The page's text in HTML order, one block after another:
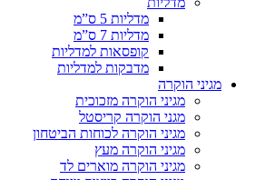
מדליות 5 ס”מ
מדליות 7 ס”מ
קופסאות למדליות
מדבקות למדליות
מגיני הוקרה
מגיני הוקרה מזכוכית
מגני הוקרה קריסטל
מגיני הוקרה לכוחות הביטחון
מגיני הוקרה מעץ
מגיני הוקרה מוארים לד